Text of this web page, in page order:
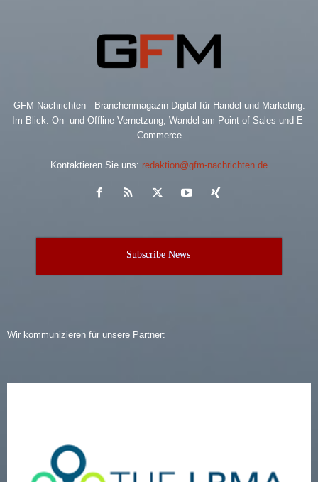
GFM Nachrichten - Branchenmagazin Digital für Handel und Marketing.
Im Blick: On- und Offline Vernetzung, Wandel am Point of Sales und E-
Commerce
Kontaktieren Sie uns: redaktion@gfm-nachrichten.de
Subscribe News
Wir kommunizieren für unsere Partner: